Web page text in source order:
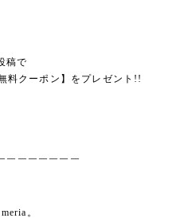
稿で
料クーポン】をプレゼント!!
￣￣￣￣￣￣￣
。